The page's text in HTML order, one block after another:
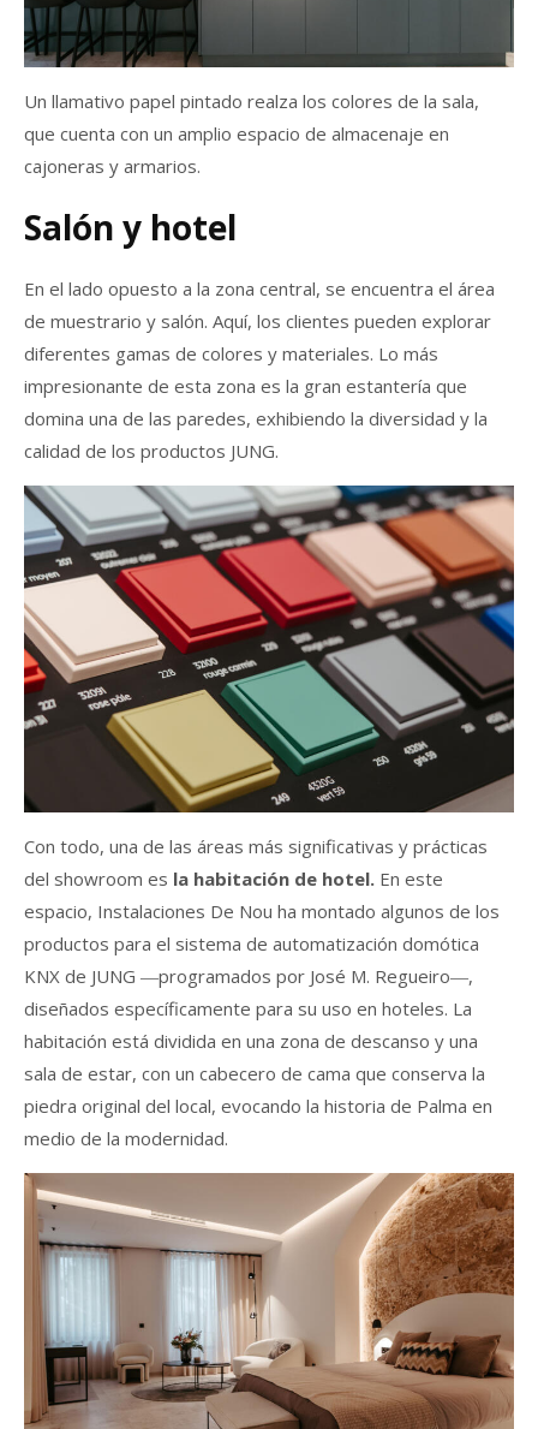
Un llamativo papel pintado realza los colores de la sala,
que cuenta con un amplio espacio de almacenaje en
cajoneras y armarios.
Salón y hotel
En el lado opuesto a la zona central, se encuentra el área
de muestrario y salón. Aquí, los clientes pueden explorar
diferentes gamas de colores y materiales. Lo más
impresionante de esta zona es la gran estantería que
domina una de las paredes, exhibiendo la diversidad y la
calidad de los productos JUNG.
Con todo, una de las áreas más significativas y prácticas
del showroom es la habitación de hotel. En este
espacio, Instalaciones De Nou ha montado algunos de los
productos para el sistema de automatización domótica
KNX de JUNG ―programados por José M. Regueiro―,
diseñados específicamente para su uso en hoteles. La
habitación está dividida en una zona de descanso y una
sala de estar, con un cabecero de cama que conserva la
piedra original del local, evocando la historia de Palma en
medio de la modernidad.